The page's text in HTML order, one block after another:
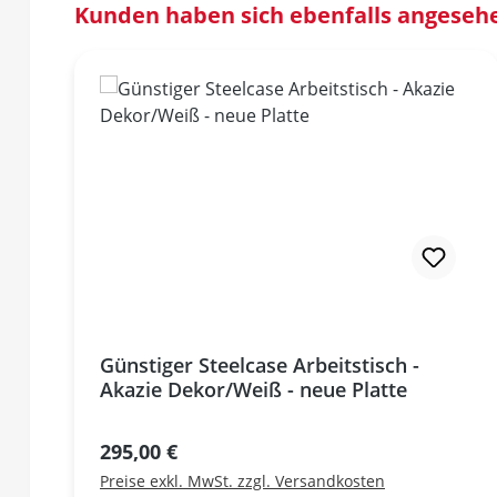
Kunden haben sich ebenfalls
Günstiger Steelcase Arbeitstisch -
Akazie Dekor/Weiß - neue Platte
Regulärer Preis:
295,00 €
Preise exkl. MwSt. zzgl. Versandkosten